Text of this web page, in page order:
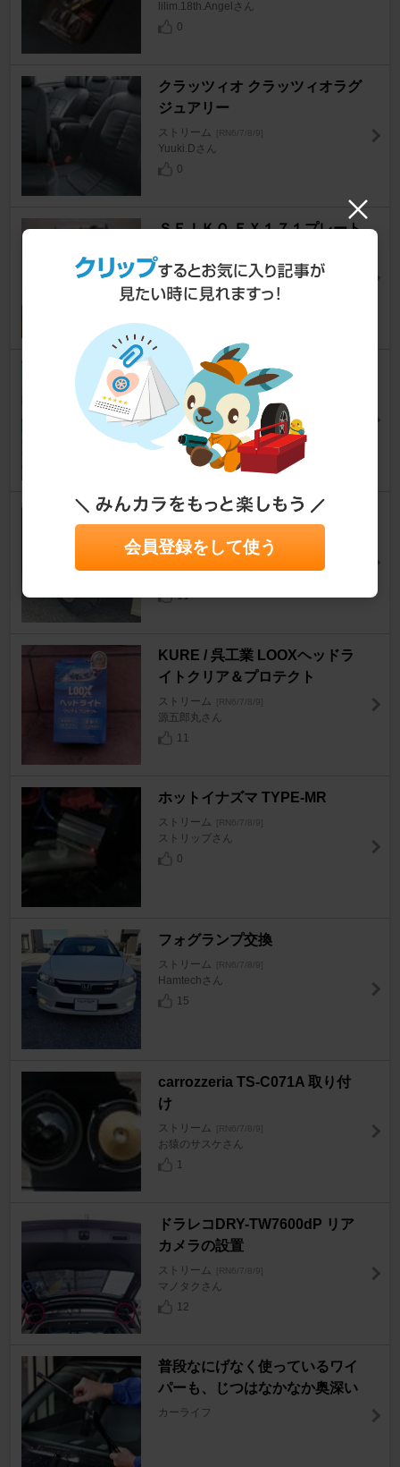
lilim.18th.Angelさん
0
クラッツィオ クラッツィオラグ
ジュアリー
ストリーム [RN6/7/8/9]
Yuuki.Dさん
0
ＳＥＩＫＯ ＥＸ１７１プレート
ストリーム [RN6/7/8/9]
ranbaさん
エーモン ロードノイズ低減プレ
ート
ストリーム [RN6/7/8/9]
彩音の父ちゃんさん
DAVANTI PROTOURA RACE
ストリーム
11
KURE / 呉工業 LOOXヘッドラ
イトクリア＆プロテクト
ストリーム [RN6/7/8/9]
源五郎丸さん
11
ホットイナズマ TYPE-MR
ストリーム [RN6/7/8/9]
ストリップさん
0
フォグランプ交換
ストリーム [RN6/7/8/9]
Hamtechさん
15
carrozzeria TS-C071A 取り付
け
ストリーム [RN6/7/8/9]
お猿のサスケさん
1
ドラレコDRY-TW7600dP リア
カメラの設置
ストリーム [RN6/7/8/9]
マノタクさん
12
普段なにげなく使っているワイ
パーも、じつはなかなか奥深い
カーライフ
会員登録をして使う